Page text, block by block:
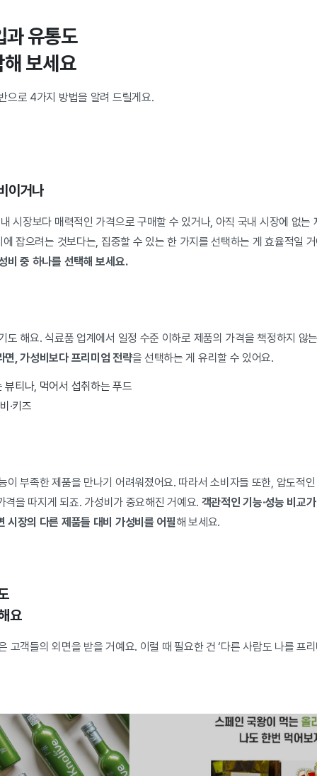
과 유통도
보세요
으로 4가지 방법을 알려 드릴게요.
이거나
시장보다 매력적인 가격으로 구매할 수 있거나, 아직 국내 시장에 없는
잡으려는 것보다는, 집중할 수 있는 한 가지를 선택하는 게 효율적일
비 중 하나를 선택해 보세요.
도 해요. 식료품 업계에서 일정 수준 이하로 제품의 가격을 책정하지 않
면, 가성비보다 프리미엄 전략을 선택하는 게 유리할 수 있어요.
뷰티나, 먹어서 섭취하는 푸드
·키즈
이 부족한 제품을 만나기 어려워졌어요. 따라서 소비자들 또한, 압도적
격을 따지게 되죠. 가성비가 중요해진 거예요. 객관적인 기능·성능 비교
시장의 다른 제품들 대비 가성비를 어필해 보세요.
요
고객들의 외면을 받을 거예요. 이럴 때 필요한 건 ‘다른 사람도 나를 프